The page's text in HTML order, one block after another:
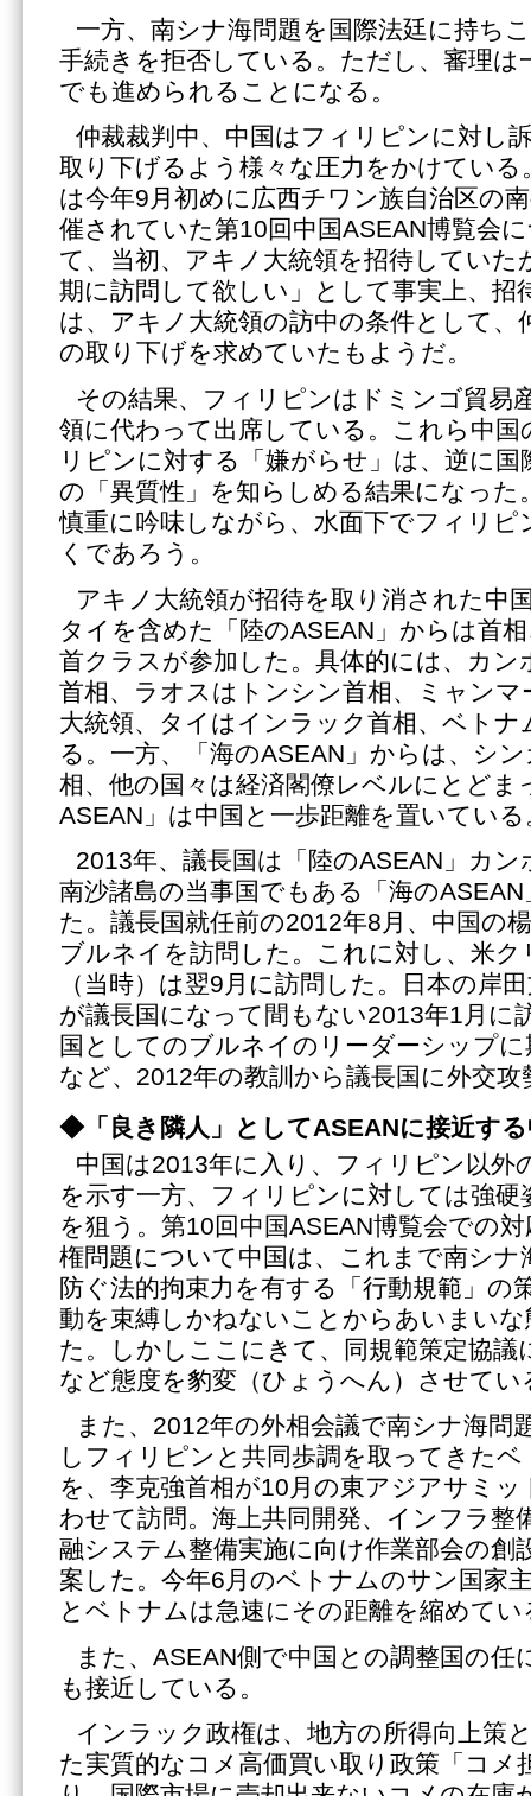
一方、南シナ海問題を国際法廷に持ち
手続きを拒否している。ただし、審理は
でも進められることになる。
仲裁裁判中、中国はフィリピンに対し
取り下げるよう様々な圧力をかけている
は今年9月初めに広西チワン族自治区の
催されていた第10回中国ASEAN博覧会
て、当初、アキノ大統領を招待していた
期に訪問して欲しい」として事実上、招
は、アキノ大統領の訪中の条件として、
の取り下げを求めていたもようだ。
その結果、フィリピンはドミンゴ貿易
領に代わって出席している。これら中
リピンに対する「嫌がらせ」は、逆に国
の「異質性」を知らしめる結果になった
慎重に吟味しながら、水面下でフィリ
くであろう。
アキノ大統領が招待を取り消された中
タイを含めた「陸のASEAN」からは首
首クラスが参加した。具体的には、カ
首相、ラオスはトンシン首相、ミャン
大統領、タイはインラック首相、ベト
る。一方、「海のASEAN」からは、シ
相、他の国々は経済閣僚レベルにとどま
ASEAN」は中国と一歩距離を置いている
2013年、議長国は「陸のASEAN」カ
南沙諸島の当事国でもある「海の
た。議長国就任前の2012年8月、中国の
ブルネイを訪問した。これに対し、米ク
（当時）は翌9月に訪問した。日本の岸
が議長国になって間もない2013年1月に
国としてのブルネイのリーダーシップ
など、2012年の教訓から議長国に外交
◆「良き隣人」としてASEANに接近す
中国は2013年に入り、フィリピン以外
を示す一方、フィリピンに対しては強硬
を狙う。第10回中国ASEAN博覧会での
権問題について中国は、これまで南シナ
防ぐ法的拘束力を有する「行動規範」の
動を束縛しかねないことからあいまい
た。しかしここにきて、同規範策定協議
など態度を豹変（ひょうへん）させてい
また、2012年の外相会議で南シナ海問
しフィリピンと共同歩調を取ってきたベ
を、李克強首相が10月の東アジアサミッ
わせて訪問。海上共同開発、インフラ整
融システム整備実施に向け作業部会の創
案した。今年6月のベトナムのサン国家
とベトナムは急速にその距離を縮めてい
また、ASEAN側で中国との調整国の
も接近している。
インラック政権は、地方の所得向上策
た実質的なコメ高価買い取り政策「コメ